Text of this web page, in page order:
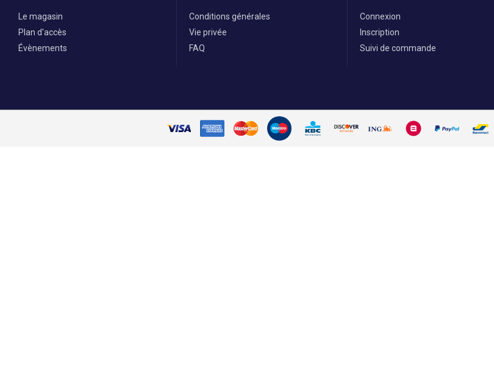
Le magasin
Plan d'accès
Évènements
Conditions générales
Vie privée
FAQ
Connexion
Inscription
Suivi de commande